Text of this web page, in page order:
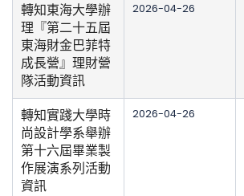
轉知東海大學辦
理『第二十五屆
東海財金巴菲特
成長營』理財營
隊活動資訊
2026-04-26
轉知實踐大學時
尚設計學系舉辦
第十六屆畢業製
作展演系列活動
資訊
2026-04-26